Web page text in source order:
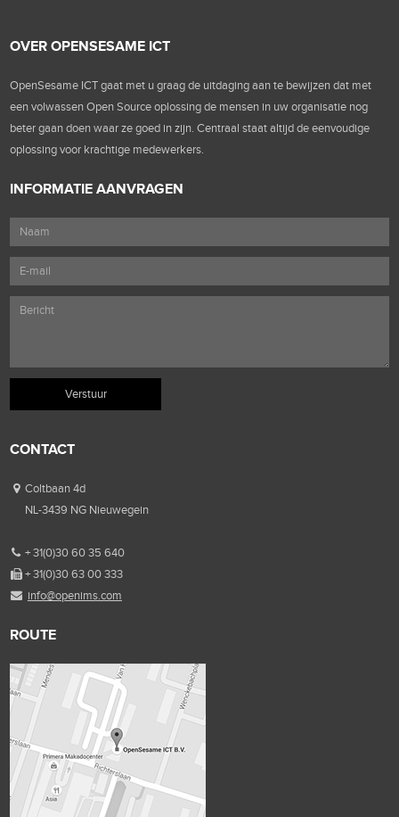
OVER OPENSESAME ICT
OpenSesame ICT gaat met u graag de uitdaging aan te bewijzen dat met
een volwassen Open Source oplossing de mensen in uw organisatie nog
beter gaan doen waar ze goed in zijn. Centraal staat altijd de eenvoudige
oplossing voor krachtige medewerkers.
INFORMATIE AANVRAGEN
CONTACT
Coltbaan 4d
NL-3439 NG Nieuwegein
+ 31(0)30 60 35 640
+ 31(0)30 63 00 333
info@openims.com
ROUTE